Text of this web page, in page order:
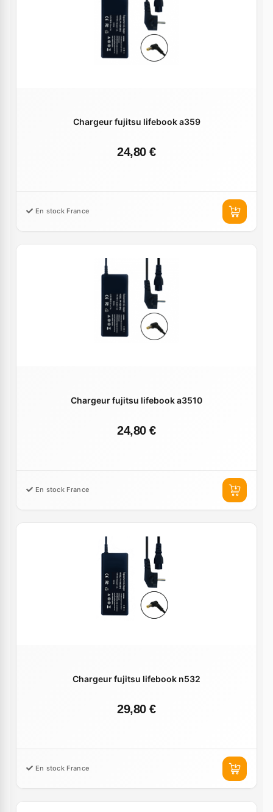
Chargeur fujitsu lifebook a359
24,80 €
En stock France
Chargeur fujitsu lifebook a3510
24,80 €
En stock France
Chargeur fujitsu lifebook n532
29,80 €
En stock France